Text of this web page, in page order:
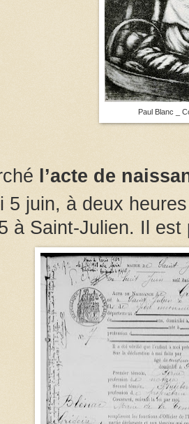
Paul Blanc _
l’acte de
5 juin, à deux
à Saint-Julien. Il